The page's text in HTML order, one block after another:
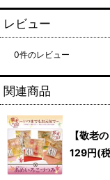
レビュー
0件のレビュー
関連商品
【敬老
129円(